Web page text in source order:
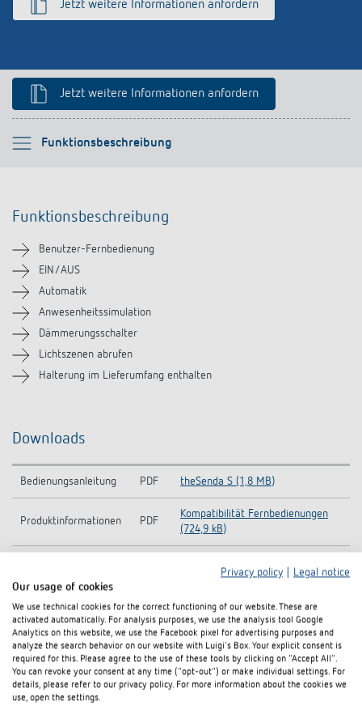
Anfahrt
Jetzt weitere Informationen anfordern
Jetzt weitere Informationen anfordern
Funktionsbeschreibung
Bitte auswählen
Funktionsbeschreibung
Benutzer-Fernbedienung
EIN/AUS
Automatik
Anwesenheitssimulation
Dämmerungsschalter
Lichtszenen abrufen
Halterung im Lieferumfang enthalten
Downloads
Bedienungsanleitung PDF theSenda S (1,8 MB)
Produktinformationen PDF
Kompatibilität Fernbedienungen
(724,9 kB)
Data Act (46,2 kB)
CE
Konformitätserklärung
PDF
theSenda S DE-CE
Konformitätserklärung (257,5 kB)
Datenblatt PDF theSenda S (84,3 kB)
Privacy policy
Legal notice
Our usage of cookies
We use technical cookies for the correct functioning of our website. These are
activated automatically. For analysis purposes, we use the analysis tool Google
Analytics on this website, we use the Facebook pixel for advertising purposes and
analyze the search behavior on our website with Luigi's Box. Your explicit consent is
required for this. Please agree to the use of these tools by clicking on "Accept All".
You can revoke your consent at any time ("opt-out") or make individual settings. For
details, please refer to our privacy policy. For more information about the cookies we
use, open the settings.